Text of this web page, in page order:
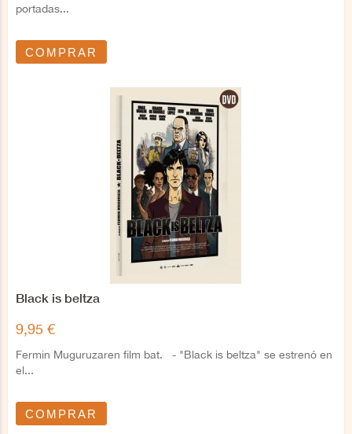
portadas...
COMPRAR
Black is beltza
9,95 €
Fermin Muguruzaren film bat. - "Black is beltza" se estrenó en
el...
COMPRAR